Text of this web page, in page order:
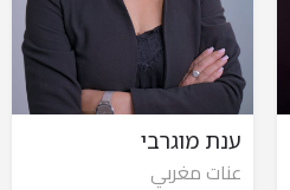
ענת מוגרבי
عنات مغربي